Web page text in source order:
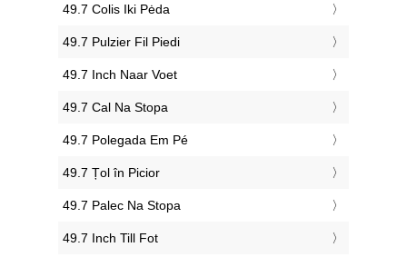
‎49.7 Colis Iki Pėda
‎49.7 Pulzier Fil Piedi
‎49.7 Inch Naar Voet
‎49.7 Cal Na Stopa
‎49.7 Polegada Em Pé
‎49.7 Țol în Picior
‎49.7 Palec Na Stopa
‎49.7 Inch Till Fot